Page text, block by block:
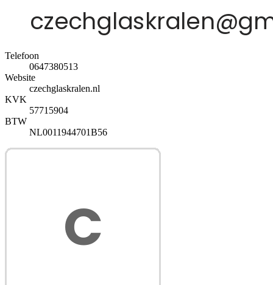
Telefoon
0647380513
Website
czechglaskralen.nl
KVK
57715904
BTW
NL0011944701B56